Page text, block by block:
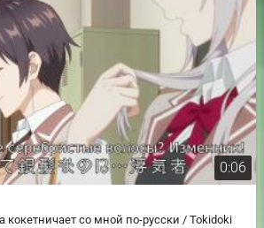
0:06
кокетничает со мной по-русски / Tokidoki